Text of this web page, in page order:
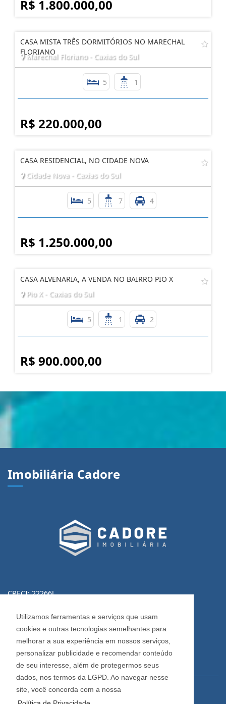
Utilizamos ferramentas e serviços que usam
cookies e outras tecnologias semelhantes para
melhorar a sua experiência em nossos serviços,
personalizar publicidade e recomendar conteúdo
de seu interesse, além de protegermos seus
dados, nos termos da LGPD. Ao navegar nesse
site, você concorda com a nossa
R$ 1.800.000,00
CASA MISTA TRÊS DORMITÓRIOS NO MARECHAL
FLORIANO
Marechal Floriano - Caxias do Sul
5 1
R$ 220.000,00
CASA RESIDENCIAL, NO CIDADE NOVA
Cidade Nova - Caxias do Sul
5 7 4
R$ 1.250.000,00
CASA ALVENARIA, A VENDA NO BAIRRO PIO X
Pio X - Caxias do Sul
5 1 2
R$ 900.000,00
Imobiliária Cadore
CRECI: 22266J
Informações de Contato
(54) 3223-0370
(54) 3028-0380
(54) 3028-0390
vendas@imobiliariacadore.com.br